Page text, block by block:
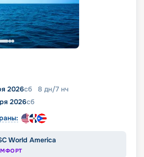
2026сб 8 дн/7 нч
2026сб
World America